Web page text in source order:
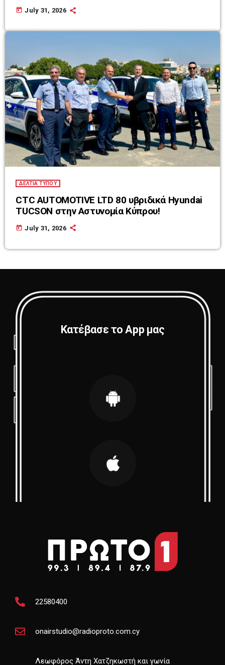
today July 31, 2026
ΔΕΛΤΙΑ ΤΥΠΟΥ
CTC AUTOMOTIVE LTD 80 υβριδικά Hyundai
TUCSON στην Αστυνομία Κύπρου!
today July 31, 2026
Κατέβασε το App μας
22580400
onairstudio@radioproto.com.cy
Λεωφόρος Άντη Χατζηκωστή και γωνία